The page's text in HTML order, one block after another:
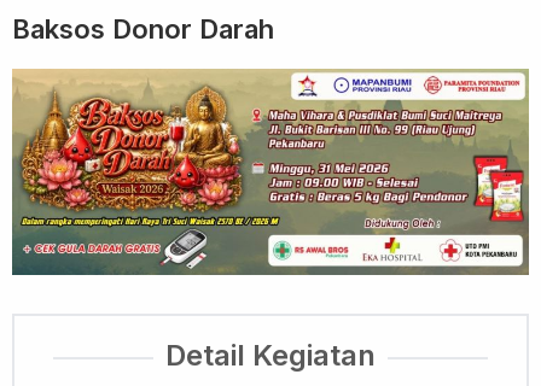
Baksos Donor Darah
Detail Kegiatan